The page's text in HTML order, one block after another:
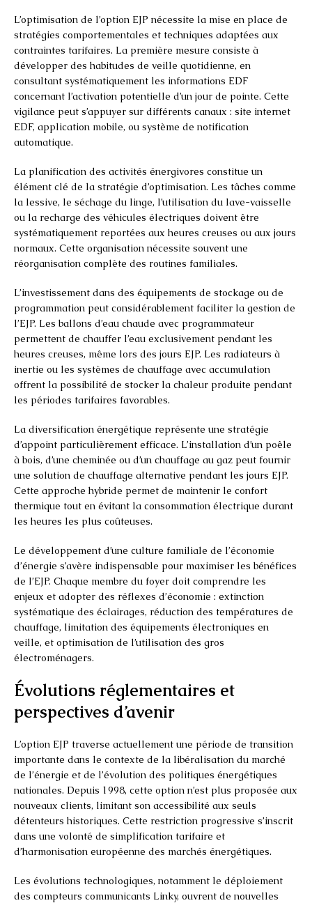
L’optimisation de l’option EJP nécessite la mise en place de
stratégies comportementales et techniques adaptées aux
contraintes tarifaires. La première mesure consiste à
développer des habitudes de veille quotidienne, en
consultant systématiquement les informations EDF
concernant l’activation potentielle d’un jour de pointe. Cette
vigilance peut s’appuyer sur différents canaux : site internet
EDF, application mobile, ou système de notification
automatique.
La planification des activités énergivores constitue un
élément clé de la stratégie d’optimisation. Les tâches comme
la lessive, le séchage du linge, l’utilisation du lave-vaisselle
ou la recharge des véhicules électriques doivent être
systématiquement reportées aux heures creuses ou aux jours
normaux. Cette organisation nécessite souvent une
réorganisation complète des routines familiales.
L’investissement dans des équipements de stockage ou de
programmation peut considérablement faciliter la gestion de
l’EJP. Les ballons d’eau chaude avec programmateur
permettent de chauffer l’eau exclusivement pendant les
heures creuses, même lors des jours EJP. Les radiateurs à
inertie ou les systèmes de chauffage avec accumulation
offrent la possibilité de stocker la chaleur produite pendant
les périodes tarifaires favorables.
La diversification énergétique représente une stratégie
d’appoint particulièrement efficace. L’installation d’un poêle
à bois, d’une cheminée ou d’un chauffage au gaz peut fournir
une solution de chauffage alternative pendant les jours EJP.
Cette approche hybride permet de maintenir le confort
thermique tout en évitant la consommation électrique durant
les heures les plus coûteuses.
Le développement d’une culture familiale de l’économie
d’énergie s’avère indispensable pour maximiser les bénéfices
de l’EJP. Chaque membre du foyer doit comprendre les
enjeux et adopter des réflexes d’économie : extinction
systématique des éclairages, réduction des températures de
chauffage, limitation des équipements électroniques en
veille, et optimisation de l’utilisation des gros
électroménagers.
Évolutions réglementaires et
perspectives d’avenir
L’option EJP traverse actuellement une période de transition
importante dans le contexte de la libéralisation du marché
de l’énergie et de l’évolution des politiques énergétiques
nationales. Depuis 1998, cette option n’est plus proposée aux
nouveaux clients, limitant son accessibilité aux seuls
détenteurs historiques. Cette restriction progressive s’inscrit
dans une volonté de simplification tarifaire et
d’harmonisation européenne des marchés énergétiques.
Les évolutions technologiques, notamment le déploiement
des compteurs communicants Linky, ouvrent de nouvelles